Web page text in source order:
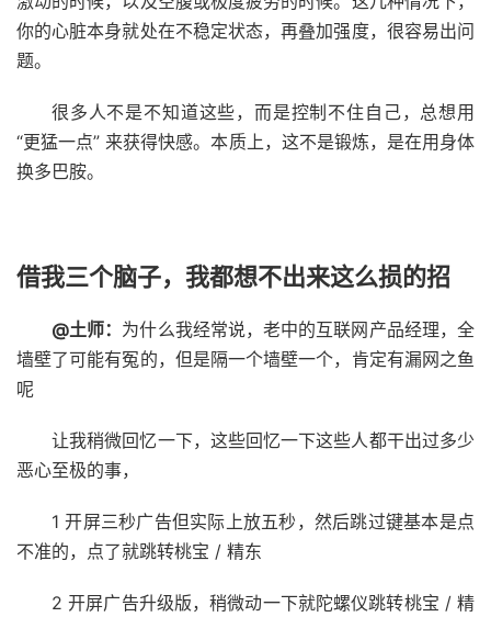
你的心脏本身就处在不稳定状态，再叠加强度，很容易出问
题。
很多人不是不知道这些，而是控制不住自己，总想用
“更猛一点” 来获得快感。本质上，这不是锻炼，是在用身体
换多巴胺。
借我三个脑子，我都想不出来这么损的招
@土师： 为什么我经常说，老中的互联网产品经理，全
墙壁了可能有冤的，但是隔一个墙壁一个，肯定有漏网之鱼
呢
让我稍微回忆一下，这些回忆一下这些人都干出过多少
恶心至极的事，
1 开屏三秒广告但实际上放五秒，然后跳过键基本是点
不准的，点了就跳转桃宝 / 精东
2 开屏广告升级版，稍微动一下就陀螺仪跳转桃宝 / 精